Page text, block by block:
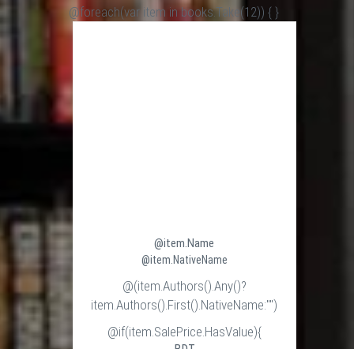
@foreach(var item in books.Take(12)) { }
@item.Name
@item.NativeName
@(item.Authors().Any()?
item.Authors().First().NativeName:"")
@if(item.SalePrice.HasValue){